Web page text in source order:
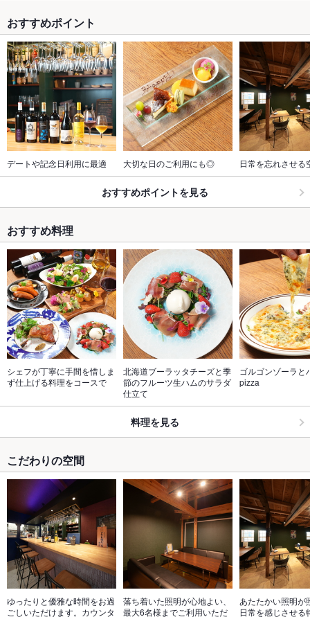
おすすめポイント
デートや記念日利用に最適 大切な日のご利用にも◎ 日常を忘れさせる
おすすめポイントを見る
おすすめ料理
シェフが丁寧に手間を惜しま
ず仕上げる料理をコースで
北海道ブーラッタチーズと季
節のフルーツ生ハムのサラダ
仕立て
ゴルゴンゾーラと
pizza
料理を見る
こだわりの空間
ゆったりと優雅な時間をお過
ごしいただけます。カウンタ
落ち着いた照明が心地よい、
最大6名様までご利用いただ
あたたかい照明が
日常を感じさせる